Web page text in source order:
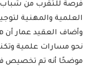
فرصة للتقرب من شباب
العلمية والمهنية
وأضاف العقيد عمار أن
نحو مسارات علمية
موضحًا أنه تم تخصيص